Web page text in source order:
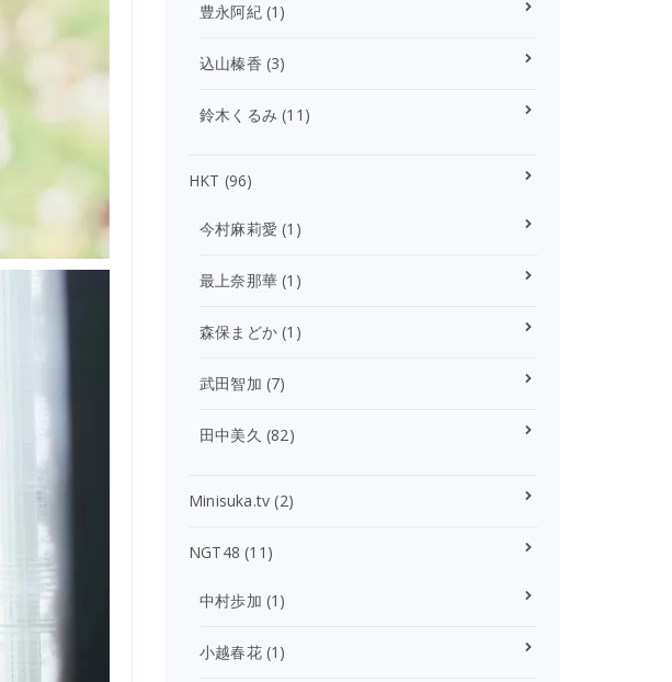
豊永阿紀(1)
込山榛香 (3)
鈴木くるみ (11)
HKT (96)
今村麻莉愛 (1)
最上奈那華 (1)
森保まどか (1)
武田智加 (7)
田中美久 (82)
Minisuka.tv (2)
NGT48 (11)
中村歩加 (1)
小越春花(1)